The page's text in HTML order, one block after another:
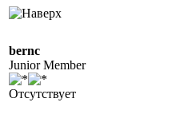
bernc
Junior Member
Отсутствует